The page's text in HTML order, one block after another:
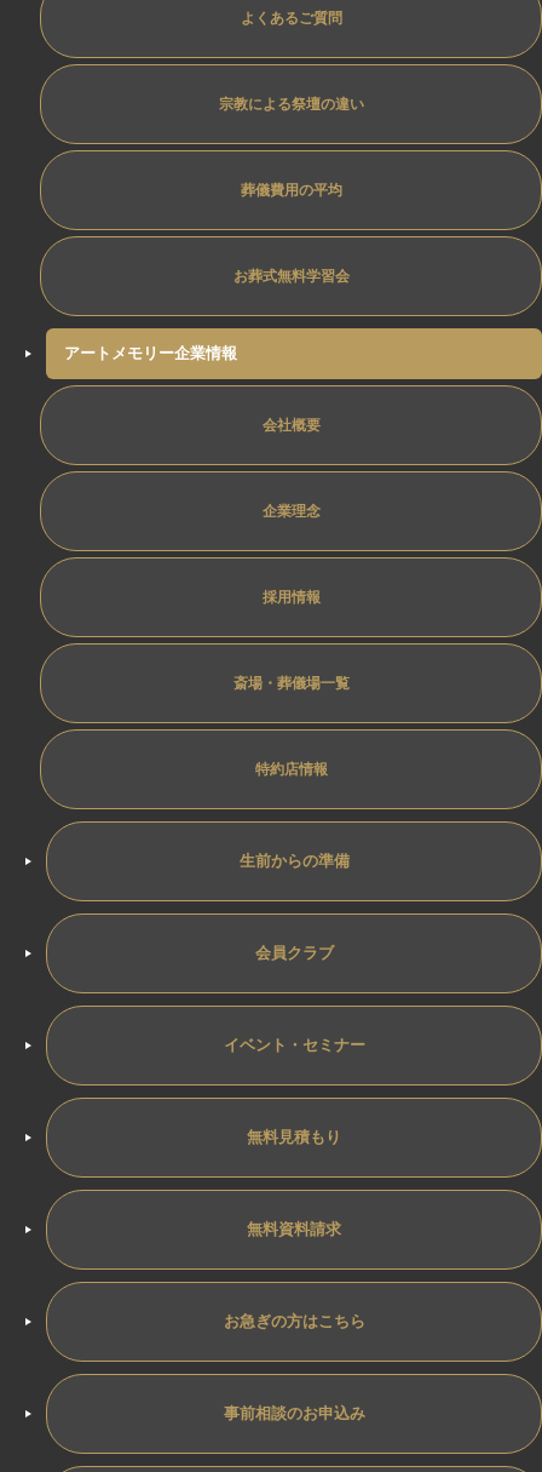
よくあるご質問
宗教による祭壇の違い
葬儀費用の平均
お葬式無料学習会
アートメモリー企業情報
会社概要
企業理念
採用情報
斎場・葬儀場一覧
特約店情報
生前からの準備
会員クラブ
イベント・セミナー
無料見積もり
無料資料請求
お急ぎの方はこちら
事前相談のお申込み